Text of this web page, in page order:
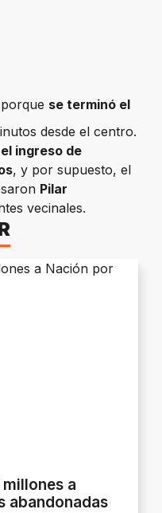
se terminó el
desde el centro.
ingreso de
, y por supuesto, el
Pilar
vecinales.
a
abandonadas